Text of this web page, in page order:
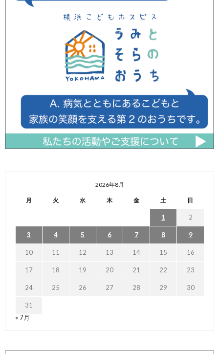
2026年8月
月 火 水 木 金 土 日
1 2
3 4 5 6 7 8 9
10 11 12 13 14 15 16
17 18 19 20 21 22 23
24 25 26 27 28 29 30
31
« 7月